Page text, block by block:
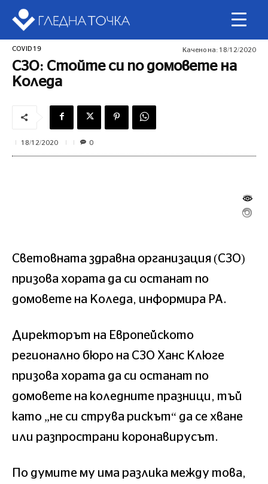
COVID 19 Качено на: 18/12/2020
СЗО: Стойте си по домовете на
Коледа
18/12/2020 0
Световната здравна организация (СЗО)
призова хората да си останат по
домовете на Коледа, информира PA.
Директорът на Европейското
регионално бюро на СЗО Ханс Клюге
призова хората да си останат по
домовете на коледните празници, тъй
като „не си струва рискът“ да се хване
или разпространи коронавирусът.
По думите му има разлика между това,